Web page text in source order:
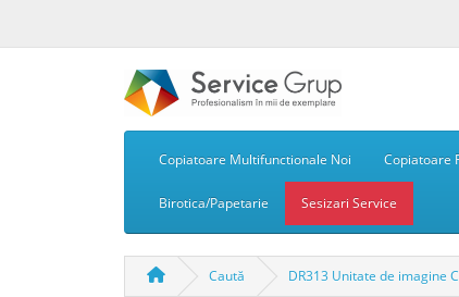
Copiatoare Multifunctionale Noi Copiatoare
Birotica/Papetarie Sesizari Service
Caută DR313 Unitate de imagine